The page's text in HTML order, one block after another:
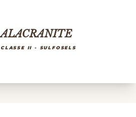
ALACRANITE
CLASSE II - SULFOSELS